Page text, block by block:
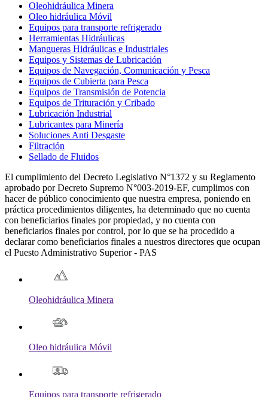
Oleohidráulica Minera
Oleo hidráulica Móvil
Equipos para transporte refrigerado
Herramientas Hidráulicas
Mangueras Hidráulicas e Industriales
Equipos y Sistemas de Lubricación
Equipos de Navegación, Comunicación y Pesca
Equipos de Cubierta para Pesca
Equipos de Transmisión de Potencia
Equipos de Trituración y Cribado
Lubricación Industrial
Lubricantes para Minería
Soluciones Anti Desgaste
Filtración
Sellado de Fluidos
El cumplimiento del Decreto Legislativo N°1372 y su Reglamento
aprobado por Decreto Supremo N°003-2019-EF, cumplimos con
hacer de público conocimiento que nuestra empresa, poniendo en
práctica procedimientos diligentes, ha determinado que no cuenta
con beneficiarios finales por propiedad, y no cuenta con
beneficiarios finales por control, por lo que se ha procedido a
declarar como beneficiarios finales a nuestros directores que ocupan
el Puesto Administrativo Superior - PAS
Oleohidráulica Minera
Oleo hidráulica Móvil
Equipos para transporte refrigerado